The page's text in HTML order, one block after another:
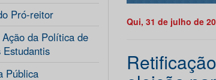
Pró-reitor
da Política de
Estudantis
Pública
Qui, 31 de julho de